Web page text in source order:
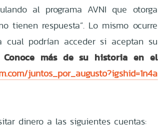
al programa AVNI que otorga
tienen respuesta”. Lo mismo ocurre
podrían acceder si aceptan su
Conoce más de su historia en el
juntos_por_augusto?igshid=1n4a
dinero a las siguientes cuentas: